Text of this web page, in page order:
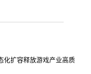
化扩容释放游戏产业高质